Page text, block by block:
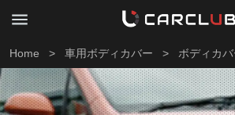
Home > 車用ボディカバー > ボディカバ